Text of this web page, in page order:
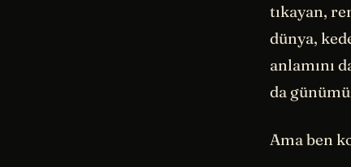
tıkayan,
dünya,
anlamını
da
Ama ben